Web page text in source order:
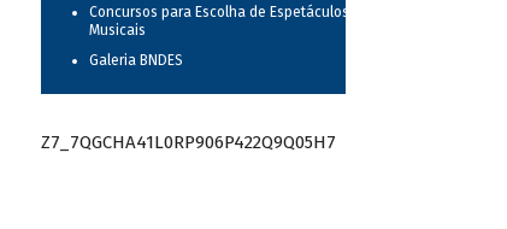
Concursos para Escolha de Espetáculos
Musicais
Galeria BNDES
Z7_7QGCHA41L0RP906P422Q9Q05H7